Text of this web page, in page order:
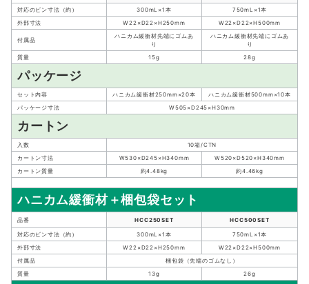
対応のビン寸法（約） 300mL×1本
750mL×1本
外部寸法
W22×D22×H250mm W22×D22×H500mm
付属品
ハニカム緩衝材先端にゴムあ
り
ハニカム緩衝材先端にゴムあ
り
質量
15g 28g
パッケージ
セット内容 ハニカム緩衝材250mm×20本
ハニカム緩衝材500mm×10本
パッケージ寸法
W505×D245×H30mm
カートン
入数
10箱/CTN
カートン寸法
W530×D245×H340mm
W520×D520×H340mm
カートン質量
約4.48kg 約4.46kg
ハニカム緩衝材＋梱包袋セット
品番 HCC250SET HCC500SET
対応のビン寸法（約） 300mL×1本
750mL×1本
外部寸法
W22×D22×H250mm
W22×D22×H500mm
付属品
梱包袋（先端のゴムなし）
質量
13g 26g